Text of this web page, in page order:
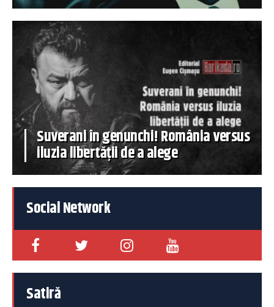
Suverani în genunchi! România versus
iluzia libertății de a alege
Social Network
Satiră